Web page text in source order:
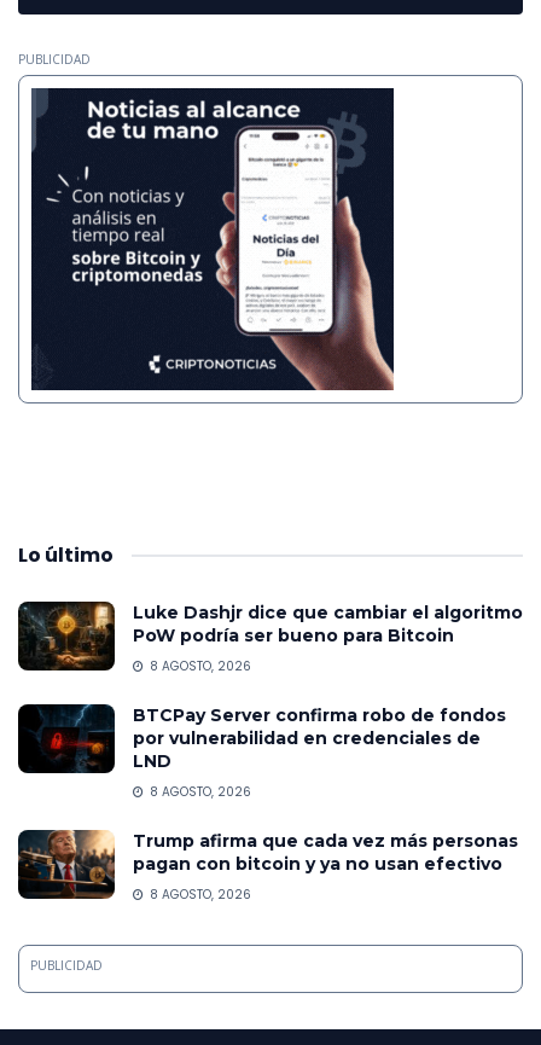
PUBLICIDAD
Lo último
Luke Dashjr dice que cambiar el algoritmo
PoW podría ser bueno para Bitcoin
8 AGOSTO, 2026
BTCPay Server confirma robo de fondos
por vulnerabilidad en credenciales de
LND
8 AGOSTO, 2026
Trump afirma que cada vez más personas
pagan con bitcoin y ya no usan efectivo
8 AGOSTO, 2026
PUBLICIDAD